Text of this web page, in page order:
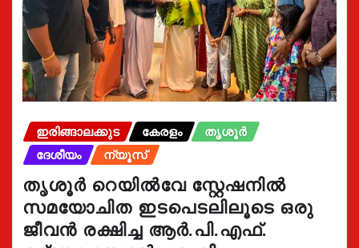
ഇരിങ്ങാലക്കുട കേരളം
തൃശൂർ
ദേശീയം
ന്യൂസ്
തൃശൂർ റെയിൽവേ സ്റ്റേഷനിൽ
സമയോചിത ഇടപെടലിലൂടെ ഒരു
ജീവൻ രക്ഷിച്ച ആർ.പി.എഫ്.